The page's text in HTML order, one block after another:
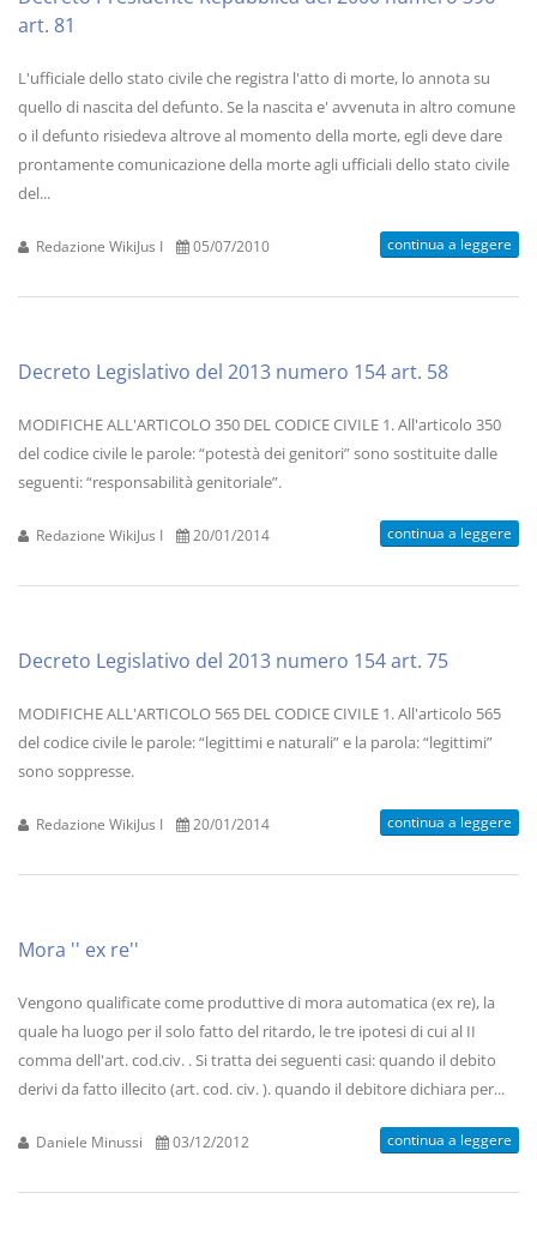
art. 81
L'ufficiale dello stato civile che registra l'atto di morte, lo annota su
quello di nascita del defunto. Se la nascita e' avvenuta in altro comune
o il defunto risiedeva altrove al momento della morte, egli deve dare
prontamente comunicazione della morte agli ufficiali dello stato civile
del...
Redazione WikiJus I 05/07/2010 continua a leggere
Decreto Legislativo del 2013 numero 154 art. 58
MODIFICHE ALL'ARTICOLO 350 DEL CODICE CIVILE 1. All'articolo 350
del codice civile le parole: “potestà dei genitori” sono sostituite dalle
seguenti: “responsabilità genitoriale”.
Redazione WikiJus I 20/01/2014 continua a leggere
Decreto Legislativo del 2013 numero 154 art. 75
MODIFICHE ALL'ARTICOLO 565 DEL CODICE CIVILE 1. All'articolo 565
del codice civile le parole: “legittimi e naturali” e la parola: “legittimi”
sono soppresse.
Redazione WikiJus I 20/01/2014 continua a leggere
Mora '' ex re''
Vengono qualificate come produttive di mora automatica (ex re), la
quale ha luogo per il solo fatto del ritardo, le tre ipotesi di cui al II
comma dell'art. cod.civ. . Si tratta dei seguenti casi: quando il debito
derivi da fatto illecito (art. cod. civ. ). quando il debitore dichiara per...
Daniele Minussi 03/12/2012 continua a leggere